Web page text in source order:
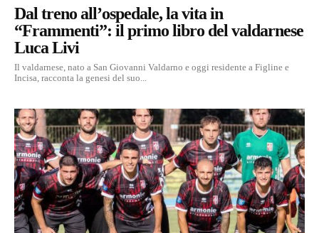
Dal treno all’ospedale, la vita in
“Frammenti”: il primo libro del valdarnese
Luca Livi
Il valdarnese, nato a San Giovanni Valdarno e oggi residente a Figline e
Incisa, racconta la genesi del suo...